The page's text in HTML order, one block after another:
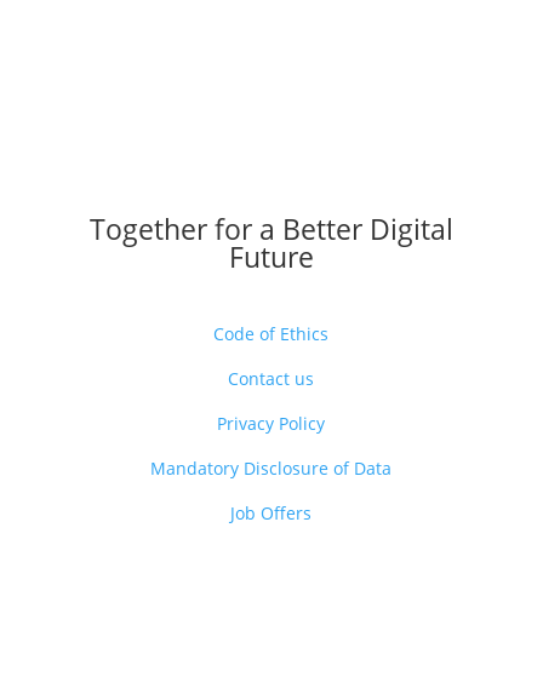
Together for a Better Digital
Future
Code of Ethics
Contact us
Privacy Policy
Mandatory Disclosure of Data
Job Offers